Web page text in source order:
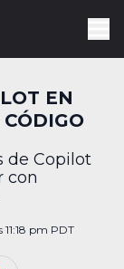
EN
de Copilot
con
11:18 pm PDT